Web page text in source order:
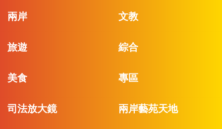
兩岸 文教
旅遊 綜合
美食 專區
司法放大鏡 兩岸藝苑天地